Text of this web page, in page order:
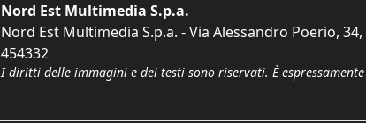
Nord Est Multimedia S.p.a.
Nord Est Multimedia S.p.a. - Via Alessandro Poerio, 34,
454332
I diritti delle immagini e dei testi sono riservati. È